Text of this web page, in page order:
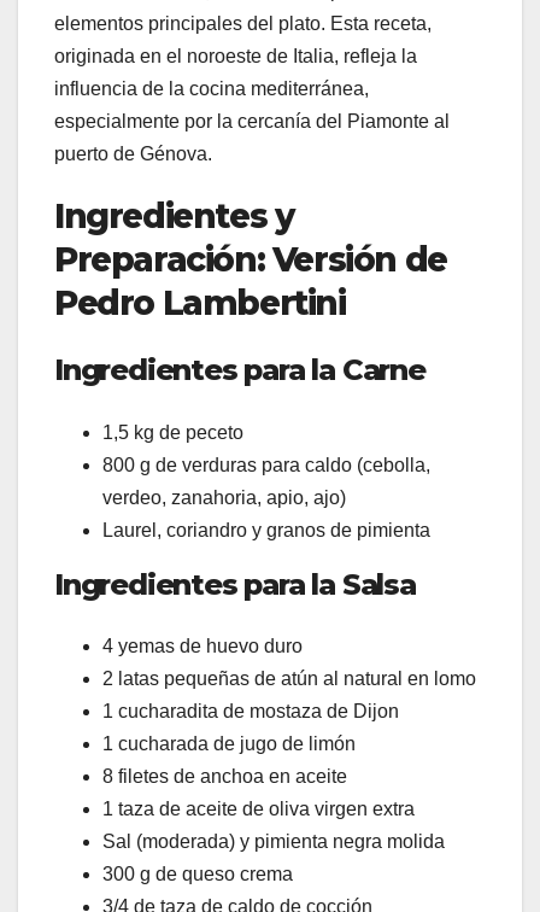
elementos principales del plato. Esta receta,
originada en el noroeste de Italia, refleja la
influencia de la cocina mediterránea,
especialmente por la cercanía del Piamonte al
puerto de Génova.
Ingredientes y
Preparación: Versión de
Pedro Lambertini
Ingredientes para la Carne
1,5 kg de peceto
800 g de verduras para caldo (cebolla,
verdeo, zanahoria, apio, ajo)
Laurel, coriandro y granos de pimienta
Ingredientes para la Salsa
4 yemas de huevo duro
2 latas pequeñas de atún al natural en lomo
1 cucharadita de mostaza de Dijon
1 cucharada de jugo de limón
8 filetes de anchoa en aceite
1 taza de aceite de oliva virgen extra
Sal (moderada) y pimienta negra molida
300 g de queso crema
3/4 de taza de caldo de cocción